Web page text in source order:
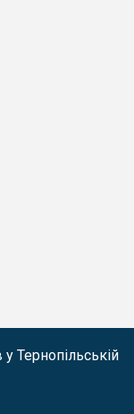
Тернопільській